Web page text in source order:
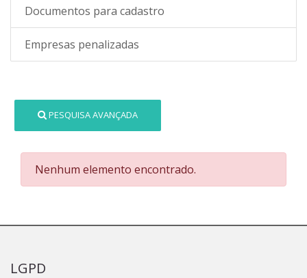
Documentos para cadastro
Empresas penalizadas
PESQUISA AVANÇADA
Nenhum elemento encontrado.
LGPD